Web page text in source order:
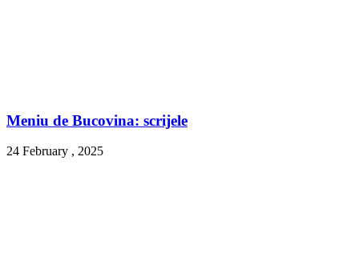
Meniu de Bucovina: scrijele
24 February , 2025